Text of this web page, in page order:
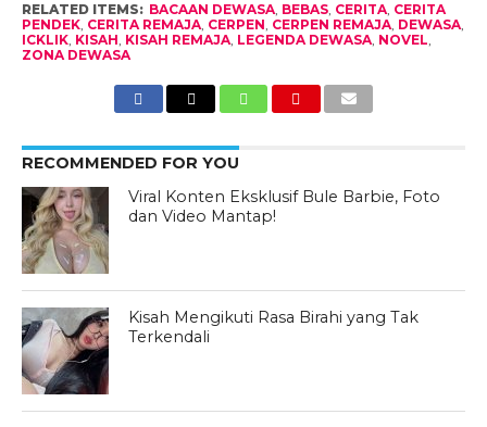
RELATED ITEMS: BACAAN DEWASA, BEBAS, CERITA, CERITA
PENDEK, CERITA REMAJA, CERPEN, CERPEN REMAJA, DEWASA,
ICKLIK, KISAH, KISAH REMAJA, LEGENDA DEWASA, NOVEL,
ZONA DEWASA
RECOMMENDED FOR YOU
Viral Konten Eksklusif Bule Barbie, Foto
dan Video Mantap!
Kisah Mengikuti Rasa Birahi yang Tak
Terkendali